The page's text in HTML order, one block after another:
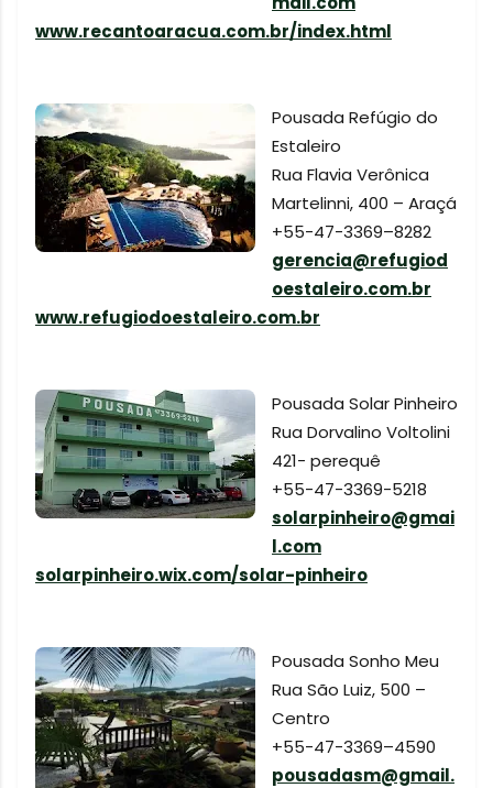
www.recantoaracua.com.br/index.html
Pousada Refúgio do
Estaleiro
Rua Flavia Verônica
Martelinni, 400 – Araçá
+55-47-3369–8282
gerencia@refugiod
oestaleiro.com.br
www.refugiodoestaleiro.com.br
Pousada Solar Pinheiro
Rua Dorvalino Voltolini
421- perequê
+55-47-3369-5218
solarpinheiro@gmai
l.com
solarpinheiro.wix.com/solar-pinheiro
Pousada Sonho Meu
Rua São Luiz, 500 –
Centro
+55-47-3369–4590
pousadasm@gmail.